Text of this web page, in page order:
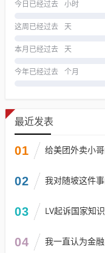
今日已经过去 小时
这周已经过去 天
本月已经过去 天
今年已经过去 个月
最近发表
01 给美团外卖小
02 我对随坡这件
03 LV起诉国家知
04 我一直认为金